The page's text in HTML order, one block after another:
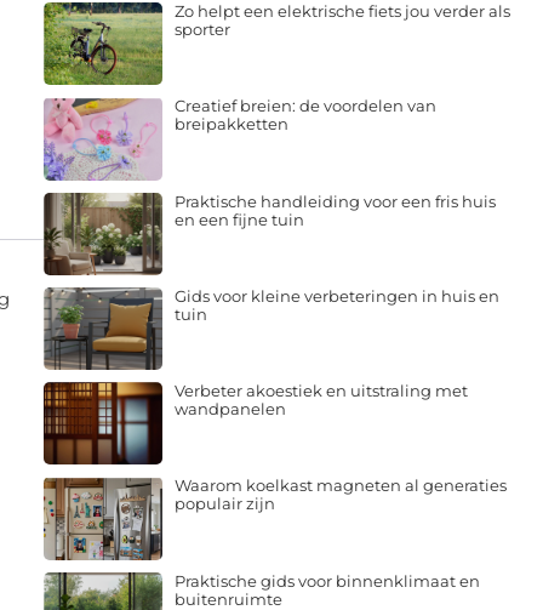
Zo helpt een elektrische fiets jou verder als
sporter
Creatief breien: de voordelen van
breipakketten
Praktische handleiding voor een fris huis
en een fijne tuin
Gids voor kleine verbeteringen in huis en
tuin
Verbeter akoestiek en uitstraling met
wandpanelen
Waarom koelkast magneten al generaties
populair zijn
Praktische gids voor binnenklimaat en
buitenruimte